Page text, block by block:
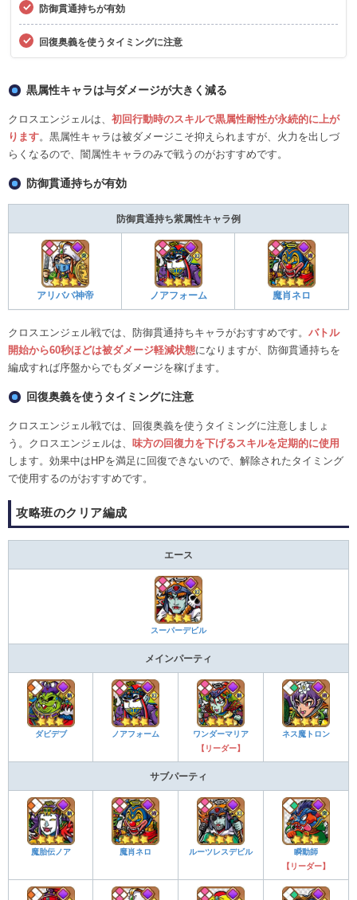
防御貫通持ちが有効
回復奥義を使うタイミングに注意
黒属性キャラは与ダメージが大きく減る
クロスエンジェルは、 初回行動時のスキルで黒属性耐性が永続的に上が
ります。黒属性キャラは被ダメージこそ抑えられますが、火力を出しづ
らくなるので、闇属性キャラのみで戦うのがおすすめです。
防御貫通持ちが有効
防御貫通持ち紫属性キャラ例
アリババ神帝 ノアフォーム 魔肖ネロ
クロスエンジェル戦では、防御貫通持ちキャラがおすすめです。 バトル
開始から60秒ほどは被ダメージ軽減状態になりますが、防御貫通持ちを
編成すれば序盤からでもダメージを稼げます。
回復奥義を使うタイミングに注意
クロスエンジェル戦では、回復奥義を使うタイミングに注意しましょ
う。クロスエンジェルは、 味方の回復力を下げるスキルを定期的に使用
します。効果中はHPを満足に回復できないので、解除されたタイミング
で使用するのがおすすめです。
攻略班のクリア編成
エース
スーパーデビル
メインパーティ
ダビデブ ノアフォーム
ワンダーマリア
【リーダー】
ネス魔トロン
サブパーティ
魔胎伝ノア 魔肖ネロ ルーツレスデビル
瞬動師
【リーダー】